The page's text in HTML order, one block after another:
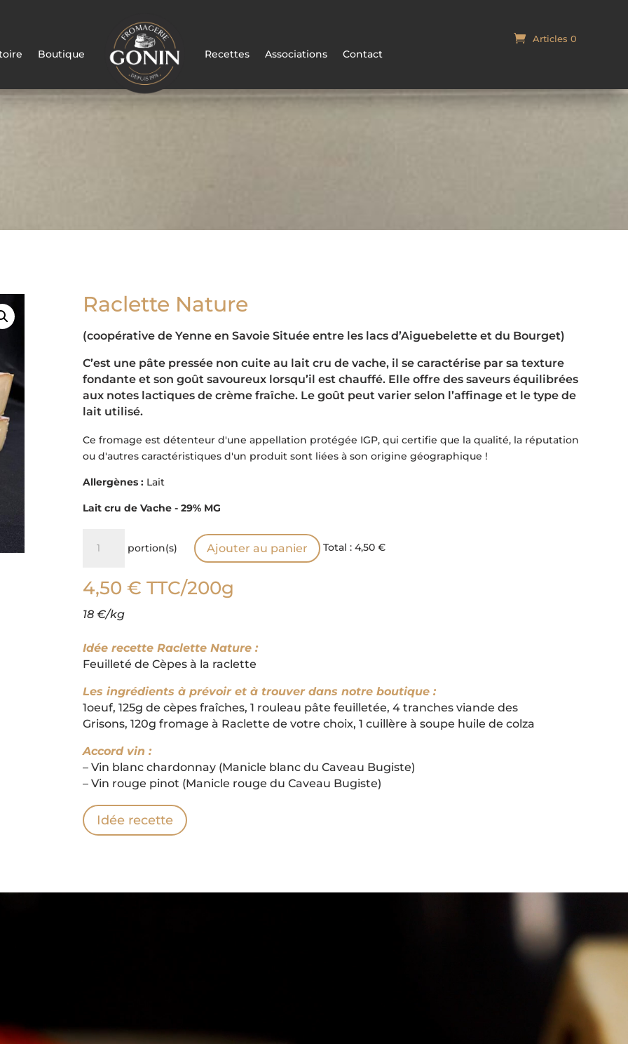
Boutique Recettes Associations Contact
Articles 0
Raclette Nature
(coopérative de Yenne en Savoie Située entre les lacs d’Aiguebelette et du Bourget)
C’est une pâte pressée non cuite au lait cru de vache, il se caractérise par sa texture
fondante et son goût savoureux lorsqu’il est chauffé. Elle offre des saveurs équilibrées
aux notes lactiques de crème fraîche. Le goût peut varier selon l’affinage et le type de
lait utilisé.
Ce fromage est détenteur d'une appellation protégée IGP, qui certifie que la qualité, la réputation
ou d'autres caractéristiques d'un produit sont liées à son origine géographique !
Allergènes :Lait
Lait cru de Vache - 29% MG
Nature
portion(s) Ajouter au panier Total : 4,50 €
4,50 € TTC/200g
18 €/kg
Idée recette Raclette Nature :
Feuilleté de Cèpes à la raclette
Les ingrédients à prévoir et à trouver dans notre boutique :
1oeuf, 125g de cèpes fraîches, 1 rouleau pâte feuilletée, 4 tranches viande des
Grisons, 120g fromage à Raclette de votre choix, 1 cuillère à soupe huile de colza
Accord vin :
– Vin blanc chardonnay (Manicle blanc du Caveau Bugiste)
– Vin rouge pinot (Manicle rouge du Caveau Bugiste)
Idée recette